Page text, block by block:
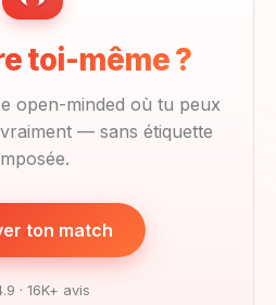
toi-même ?
open-minded où tu peux
— sans étiquette
ton match
· 16K+ avis